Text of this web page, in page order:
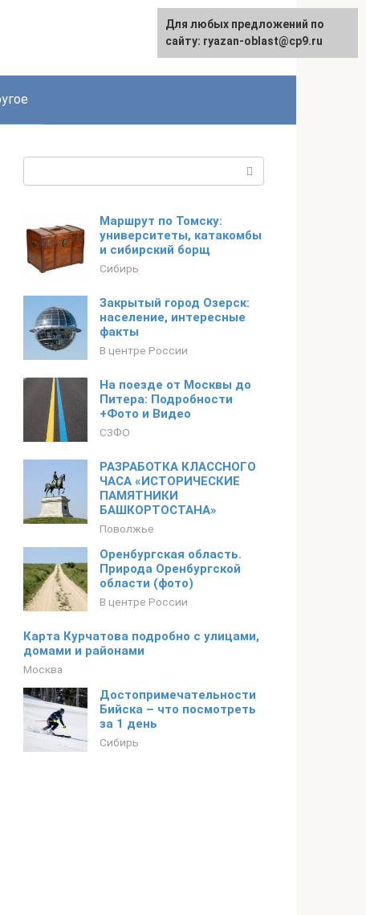
Маршрут по Томску:
университеты, катакомбы
и сибирский борщ
Сибирь
Закрытый город Озерск:
население, интересные
факты
В центре России
На поезде от Москвы до
Питера: Подробности
+Фото и Видео
СЗФО
РАЗРАБОТКА КЛАССНОГО
ЧАСА «ИСТОРИЧЕСКИЕ
ПАМЯТНИКИ
БАШКОРТОСТАНА»
Поволжье
Оренбургская область.
Природа Оренбургской
области (фото)
В центре России
Карта Курчатова подробно с улицами,
домами и районами
Москва
Достопримечательности
Бийска – что посмотреть
за 1 день
Сибирь
Для любых предложений по
сайту: ryazan-oblast@cp9.ru